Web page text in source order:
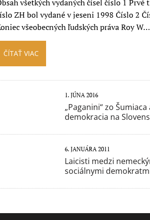
všetkých vydaných čísel číslo 1 Prvé
ZH bol vydané v jeseni 1998 Číslo 2
všeobecných ľudských práva Roy
ČÍTAŤ VIAC
1. JÚNA 2016
„Paganini“ zo Šumiaca
demokracia na
6. JANUÁRA 2011
Laicisti medzi
sociálnymi